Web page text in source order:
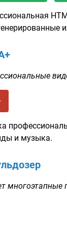
и музыка.
многоэтапные